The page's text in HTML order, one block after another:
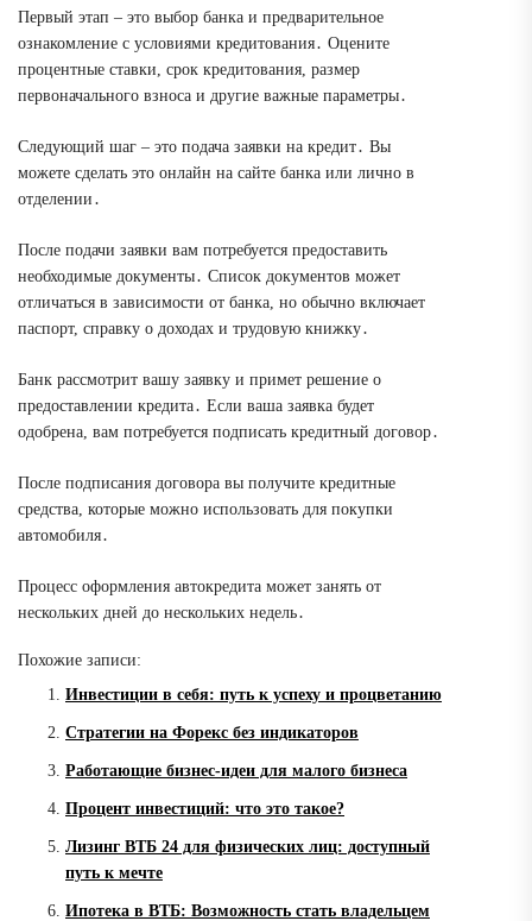
Первый этап – это выбор банка и предварительное
ознакомление с условиями кредитования․ Оцените
процентные ставки, срок кредитования, размер
первоначального взноса и другие важные параметры․
Следующий шаг – это подача заявки на кредит․ Вы
можете сделать это онлайн на сайте банка или лично в
отделении․
После подачи заявки вам потребуется предоставить
необходимые документы․ Список документов может
отличаться в зависимости от банка, но обычно включает
паспорт, справку о доходах и трудовую книжку․
Банк рассмотрит вашу заявку и примет решение о
предоставлении кредита․ Если ваша заявка будет
одобрена, вам потребуется подписать кредитный договор․
После подписания договора вы получите кредитные
средства, которые можно использовать для покупки
автомобиля․
Процесс оформления автокредита может занять от
нескольких дней до нескольких недель․
Похожие записи:
Инвестиции в себя: путь к успеху и процветанию
Стратегии на Форекс без индикаторов
Работающие бизнес-идеи для малого бизнеса
Процент инвестиций: что это такое?
Лизинг ВТБ 24 для физических лиц: доступный
путь к мечте
Ипотека в ВТБ: Возможность стать владельцем